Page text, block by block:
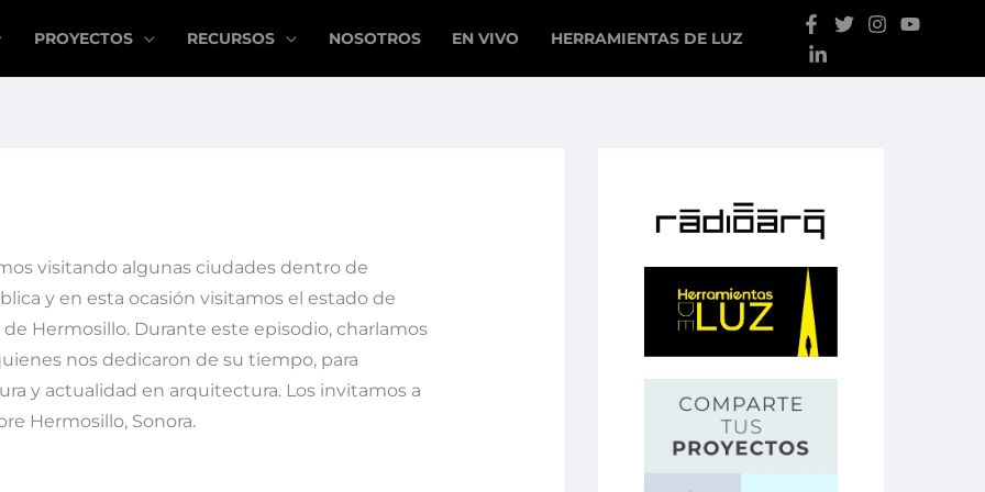
PROYECTOS RECURSOS NOSOTROS EN VIVO HERRAMIENTAS DE LUZ
visitando algunas ciudades dentro de
y en esta ocasión visitamos el estado de
Hermosillo. Durante este episodio, charlamos
nos dedicaron de su tiempo, para
y actualidad en arquitectura. Los invitamos a
Hermosillo, Sonora.